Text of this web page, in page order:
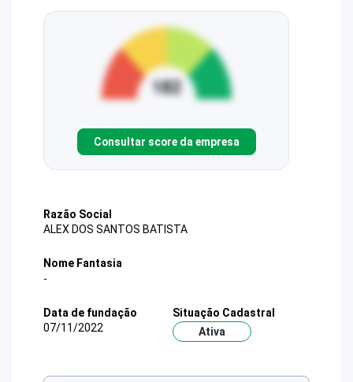
Consultar score da empresa
Razão Social
ALEX DOS SANTOS BATISTA
Nome Fantasia
-
Data de fundação
07/11/2022
Situação Cadastral
Ativa